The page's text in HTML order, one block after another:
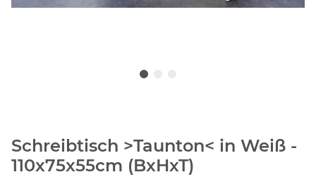
Schreibtisch >Taunton< in Weiß -
110x75x55cm (BxHxT)